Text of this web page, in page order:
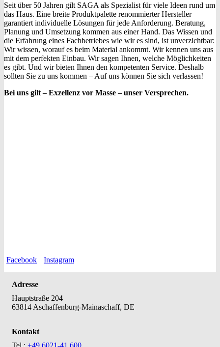
Seit über 50 Jahren gilt SAGA als Spezialist für viele Ideen rund um
das Haus. Eine breite Produktpalette renommierter Hersteller
garantiert individuelle Lösungen für jede Anforderung. Beratung,
Planung und Umsetzung kommen aus einer Hand. Das Wissen und
die Erfahrung eines Fachbetriebes wie wir es sind, ist unverzichtbar:
Wir wissen, worauf es beim Material ankommt. Wir kennen uns aus
mit dem perfekten Einbau. Wir sagen Ihnen, welche Möglichkeiten
es gibt. Und wir bieten Ihnen den kompetenten Service. Deshalb
sollten Sie zu uns kommen – Auf uns können Sie sich verlassen!
Bei uns gilt – Exzellenz vor Masse – unser Versprechen.
Facebook Instagram
Adresse
Hauptstraße 204
63814 Aschaffenburg-Mainaschaff, DE
Kontakt
Tel.: +49 6021-41 600